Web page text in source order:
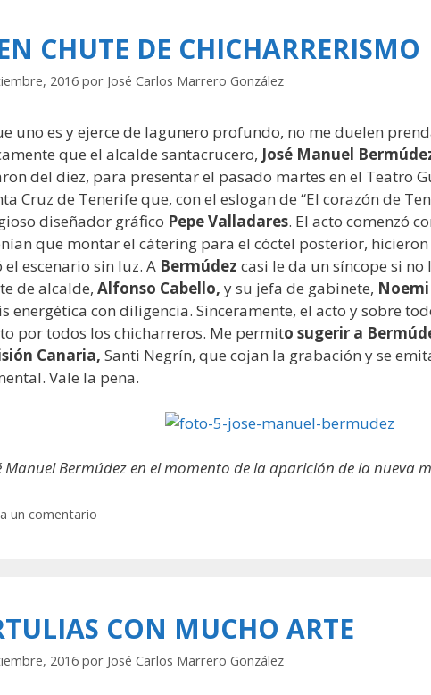
CHUTE DE CHICHARRERISMO
2016 por José Carlos Marrero González
uno es y ejerce de lagunero profundo, no me duelen
que el alcalde santacrucero, José Manuel
del diez, para presentar el pasado martes en el Teatro
Cruz de Tenerife que, con el eslogan de “El corazón de
diseñador gráfico Pepe Valladares. El acto comenzó
que montar el cátering para el cóctel posterior,
escenario sin luz. A Bermúdez casi le da un síncope si no
de alcalde, Alfonso Cabello, y su jefa de gabinete,
energética con diligencia. Sinceramente, el acto y sobre
por todos los chicharreros. Me permito sugerir a
Canaria, Santi Negrín, que cojan la grabación y se
Vale la pena.
Manuel Bermúdez en el momento de la aparición de la nueva
un comentario
CON MUCHO ARTE
2016 por José Carlos Marrero González